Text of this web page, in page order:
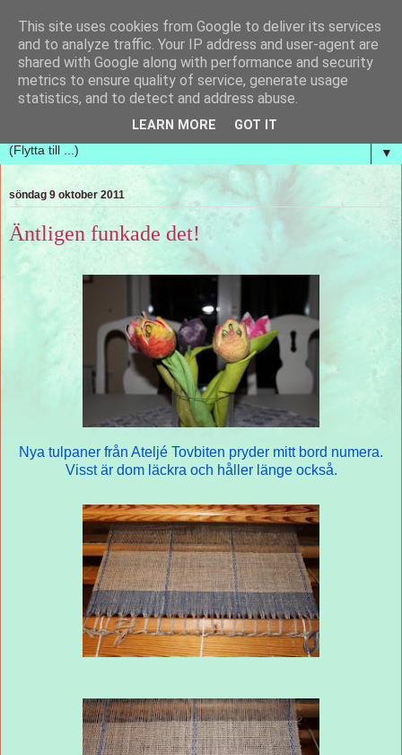
Handvävda tankar
En blogg om handvävning och hur nya vävar ständigt
kommer upp i tankarna. Vi vill bara ha mer tid!
▼
söndag 9 oktober 2011
Äntligen funkade det!
Nya tulpaner från Ateljé Tovbiten pryder mitt bord numera.
Visst är dom läckra och håller länge också.
This site uses cookies from Google to deliver its services
and to analyze traffic. Your IP address and user-agent are
shared with Google along with performance and security
metrics to ensure quality of service, generate usage
statistics, and to detect and address abuse.
LEARN MORE GOT IT